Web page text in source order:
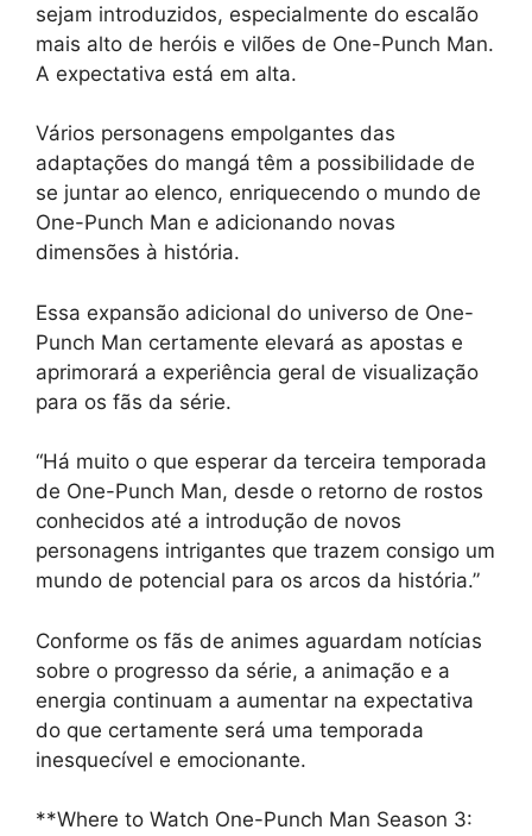
sejam introduzidos, especialmente do escalão
mais alto de heróis e vilões de One-Punch Man.
A expectativa está em alta.
Vários personagens empolgantes das
adaptações do mangá têm a possibilidade de
se juntar ao elenco, enriquecendo o mundo de
One-Punch Man e adicionando novas
dimensões à história.
Essa expansão adicional do universo de One-
Punch Man certamente elevará as apostas e
aprimorará a experiência geral de visualização
para os fãs da série.
“Há muito o que esperar da terceira temporada
de One-Punch Man, desde o retorno de rostos
conhecidos até a introdução de novos
personagens intrigantes que trazem consigo um
mundo de potencial para os arcos da história.”
Conforme os fãs de animes aguardam notícias
sobre o progresso da série, a animação e a
energia continuam a aumentar na expectativa
do que certamente será uma temporada
inesquecível e emocionante.
**Where to Watch One-Punch Man Season 3: